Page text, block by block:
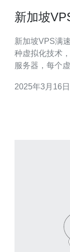
新加坡
新加坡VPS满速服务 VPS（Virtual
种虚拟化技术
服务器，每个
和强大的IT基
2025年3月16日